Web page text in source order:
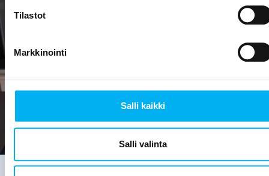
Tilastot
Markkinointi
Salli kaikki
Salli valinta
Remontti kestää keskimäärin vain 3-5 päivää.
Remontti toteutetaan avaimet käteen -
periaatteella.